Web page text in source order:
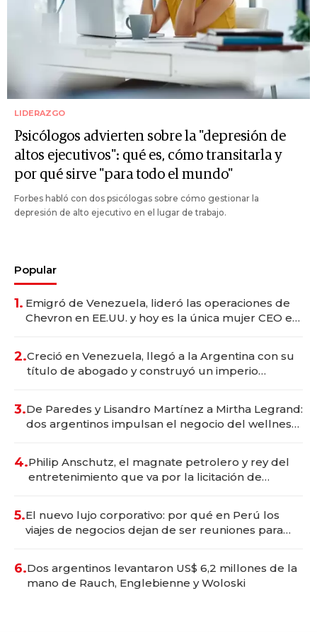
LIDERAZGO
Psicólogos advierten sobre la "depresión de
altos ejecutivos": qué es, cómo transitarla y
por qué sirve "para todo el mundo"
Forbes habló con dos psicólogas sobre cómo gestionar la
depresión de alto ejecutivo en el lugar de trabajo.
Popular
1. Emigró de Venezuela, lideró las operaciones de
Chevron en EE.UU. y hoy es la única mujer CEO en
2.Creció en Venezuela, llegó a la Argentina con su
título de abogado y construyó un imperio
3.De Paredes y Lisandro Martínez a Mirtha Legrand:
dos argentinos impulsan el negocio del wellness
4.Philip Anschutz, el magnate petrolero y rey del
entretenimiento que va por la licitación de
5.El nuevo lujo corporativo: por qué en Perú los
viajes de negocios dejan de ser reuniones para
6.Dos argentinos levantaron US$ 6,2 millones de la
mano de Rauch, Englebienne y Woloski